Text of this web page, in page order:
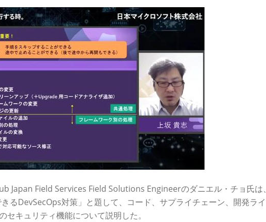
Japan Field Services Field Solutions Engineerのダニエル・チョ氏
るDevSecOps対策」と題して、コード、サプライチェーン、開発ラ
キュリティ機能について説明した。